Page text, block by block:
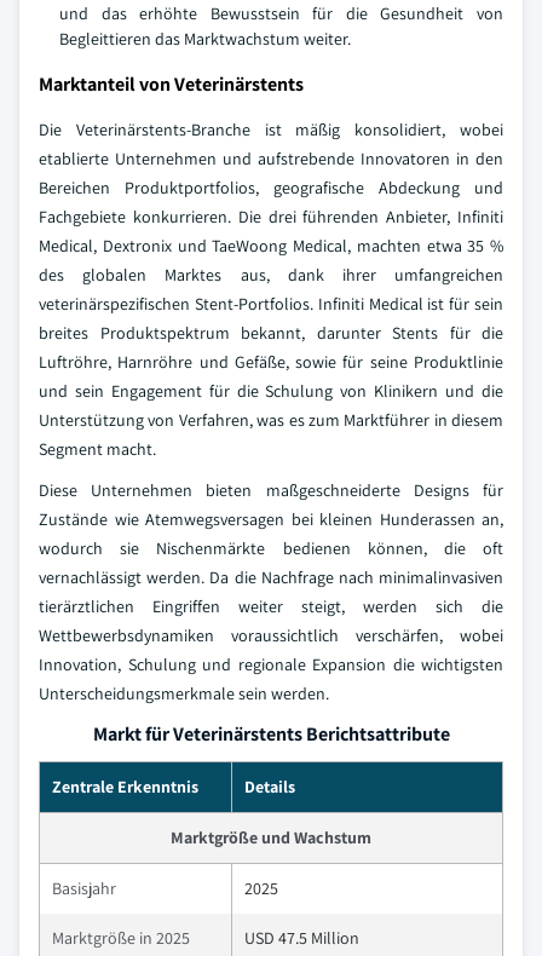
und das erhöhte Bewusstsein für die Gesundheit von
Begleittieren das Marktwachstum weiter.
Marktanteil von Veterinärstents
Die Veterinärstents-Branche ist mäßig konsolidiert, wobei
etablierte Unternehmen und aufstrebende Innovatoren in den
Bereichen Produktportfolios, geografische Abdeckung und
Fachgebiete konkurrieren. Die drei führenden Anbieter, Infiniti
Medical, Dextronix und TaeWoong Medical, machten etwa 35 %
des globalen Marktes aus, dank ihrer umfangreichen
veterinärspezifischen Stent-Portfolios. Infiniti Medical ist für sein
breites Produktspektrum bekannt, darunter Stents für die
Luftröhre, Harnröhre und Gefäße, sowie für seine Produktlinie
und sein Engagement für die Schulung von Klinikern und die
Unterstützung von Verfahren, was es zum Marktführer in diesem
Segment macht.
Diese Unternehmen bieten maßgeschneiderte Designs für
Zustände wie Atemwegsversagen bei kleinen Hunderassen an,
wodurch sie Nischenmärkte bedienen können, die oft
vernachlässigt werden. Da die Nachfrage nach minimalinvasiven
tierärztlichen Eingriffen weiter steigt, werden sich die
Wettbewerbsdynamiken voraussichtlich verschärfen, wobei
Innovation, Schulung und regionale Expansion die wichtigsten
Unterscheidungsmerkmale sein werden.
Markt für Veterinärstents Berichtsattribute
Zentrale Erkenntnis Details
Marktgröße und Wachstum
Basisjahr 2025
Marktgröße in 2025 USD 47.5 Million